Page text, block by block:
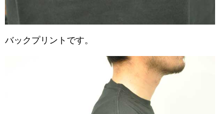
バックプリントです。